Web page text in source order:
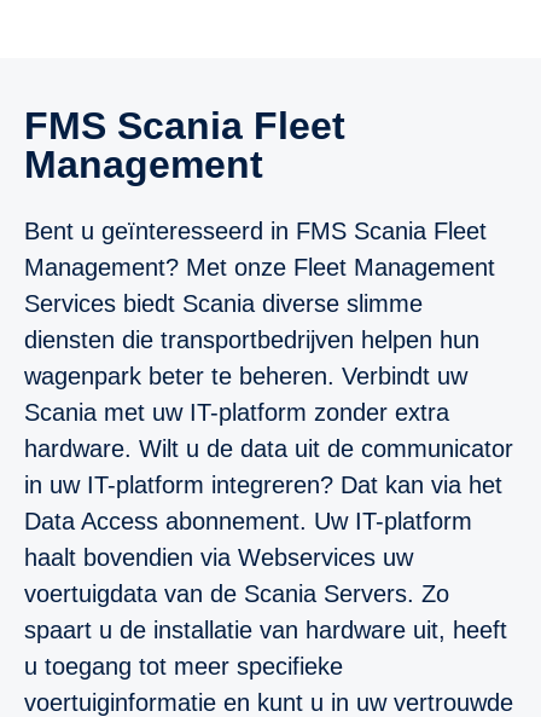
FMS Scania Fleet
Management
Bent u geïnteresseerd in FMS Scania Fleet
Management? Met onze Fleet Management
Services biedt Scania diverse slimme
diensten die transportbedrijven helpen hun
wagenpark beter te beheren. Verbindt uw
Scania met uw IT-platform zonder extra
hardware. Wilt u de data uit de communicator
in uw IT-platform integreren? Dat kan via het
Data Access abonnement. Uw IT-platform
haalt bovendien via Webservices uw
voertuigdata van de Scania Servers. Zo
spaart u de installatie van hardware uit, heeft
u toegang tot meer specifieke
voertuiginformatie en kunt u in uw vertrouwde